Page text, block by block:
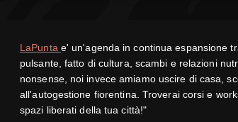
LaPunta e' un'agenda in continua espansione
pulsante, fatto di cultura, scambi e relazioni
nonsense, noi invece amiamo uscire di casa,
all'autogestione fiorentina. Troverai corsi e
spazi liberati della tua città!"